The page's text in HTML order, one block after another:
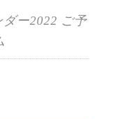
ダー2022 ご予